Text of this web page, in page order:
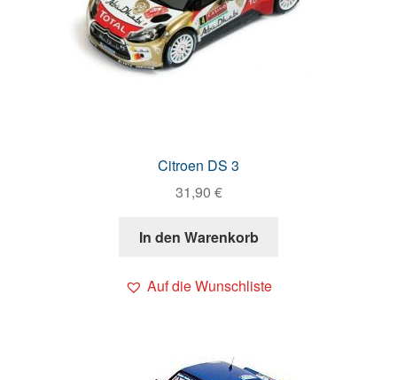
Citroen DS 3
31,90 €
In den Warenkorb
Auf die Wunschliste